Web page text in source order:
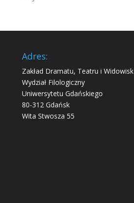
Adres:
Zakład Dramatu, Teatru i Widowisk
Wydział Filologiczny
Uniwersytetu Gdańskiego
80-312 Gdańsk
Wita Stwosza 55